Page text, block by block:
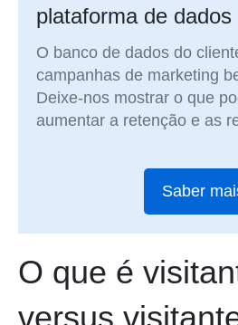
plataforma de
O banco de dados do
campanhas de marketing
Deixe-nos mostrar o que
aumentar a retenção e as
Saber
O que é
versus